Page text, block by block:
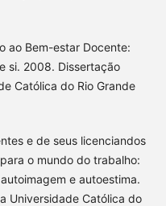
ao Bem-estar Docente:
si. 2008. Dissertação
Católica do Rio Grande
e de seus licenciandos
o mundo do trabalho:
e autoestima.
Universidade Católica do